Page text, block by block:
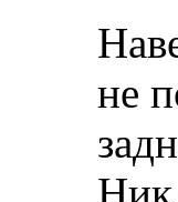
не
Ник